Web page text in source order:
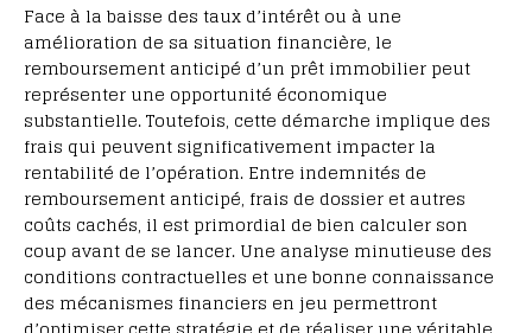
Face à la baisse des taux d’intérêt ou à une
amélioration de sa situation financière, le
remboursement anticipé d’un prêt immobilier peut
représenter une opportunité économique
substantielle. Toutefois, cette démarche implique des
frais qui peuvent significativement impacter la
rentabilité de l’opération. Entre indemnités de
remboursement anticipé, frais de dossier et autres
coûts cachés, il est primordial de bien calculer son
coup avant de se lancer. Une analyse minutieuse des
conditions contractuelles et une bonne connaissance
des mécanismes financiers en jeu permettront